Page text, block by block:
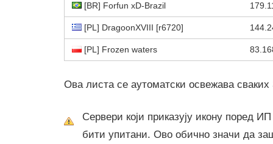
[BR] Forfun xD-Brazil
[PL] DragoonXVIII [r6720]
[PL] Frozen waters
Ова листа се аутоматски освежава сваких
Сервери који приказују икону поред
бити упитани. Ово обично значи да